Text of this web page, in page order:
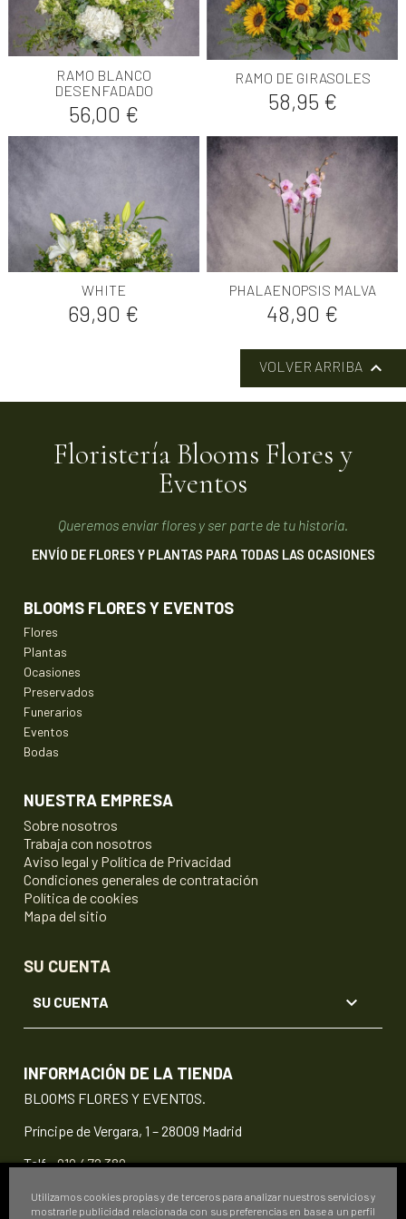
Utilizamos cookies propias y de terceros para analizar nuestros servicios y
mostrarle publicidad relacionada con sus preferencias en base a un perfil
RAMO BLANCO
DESENFADADO
Precio
56,00 €
RAMO DE GIRASOLES
Precio
58,95 €
WHITE
Precio
69,90 €
PHALAENOPSIS MALVA
Precio
48,90 €
VOLVER ARRIBA 
Floristería Blooms Flores y
Eventos
Queremos enviar flores y ser parte de tu historia.
ENVÍO DE FLORES Y PLANTAS PARA TODAS LAS OCASIONES
BLOOMS FLORES Y EVENTOS
Flores
Plantas
Ocasiones
Preservados
Funerarios
Eventos
Bodas
NUESTRA EMPRESA
Sobre nosotros
Trabaja con nosotros
Aviso legal y Política de Privacidad
Condiciones generales de contratación
Política de cookies
Mapa del sitio
SU CUENTA
SU CUENTA 
INFORMACIÓN DE LA TIENDA
BLOOMS FLORES Y EVENTOS.
Príncipe de Vergara, 1 – 28009 Madrid
Telf.:919 472 389
info@floristeriablooms.com